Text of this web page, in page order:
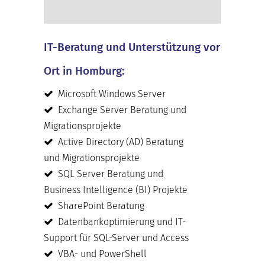
IT-Beratung und Unterstützung vor
Ort in Homburg:
Microsoft Windows Server
Exchange Server Beratung und
Migrationsprojekte
Active Directory (AD) Beratung
und Migrationsprojekte
SQL Server Beratung und
Business Intelligence (BI) Projekte
SharePoint Beratung
Datenbankoptimierung und IT-
Support für SQL-Server und Access
VBA- und PowerShell